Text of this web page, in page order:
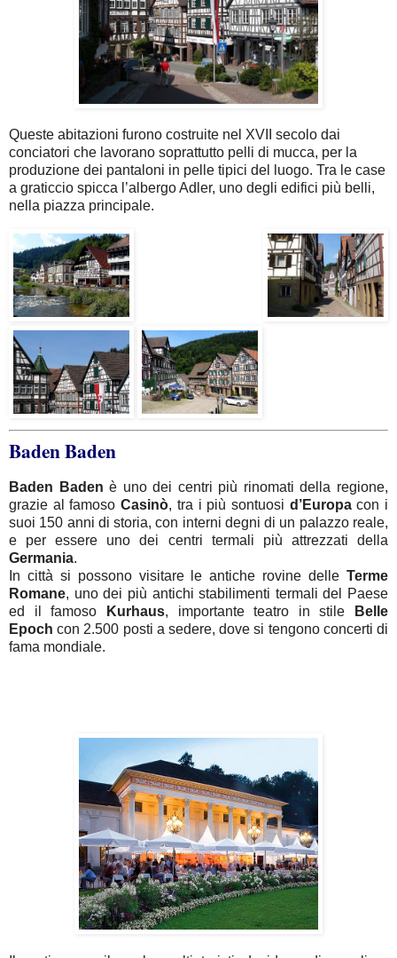
Queste abitazioni furono costruite nel XVII secolo dai
conciatori che lavorano soprattutto pelli di mucca, per la
produzione dei pantaloni in pelle tipici del luogo. Tra le case
a graticcio spicca l’albergo Adler, uno degli edifici più belli,
nella piazza principale.
Baden Baden
Baden Baden è uno dei centri più rinomati della regione,
grazie al famosoCasinò, tra i più sontuosi d’Europacon i
suoi 150 anni di storia, con interni degni di un palazzo reale,
e per essere uno dei centri termali più attrezzati della
Germania.
In città si possono visitare le antiche rovine delle Terme
Romane, uno dei più antichi stabilimenti termali del Paese
ed il famoso
Kurhaus, importante teatro in stile
Belle
Epoch con 2.500 posti a sedere, dove si tengono concerti di
fama mondiale.